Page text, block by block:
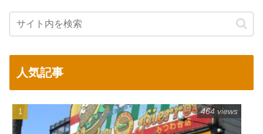
人気記事
464 views